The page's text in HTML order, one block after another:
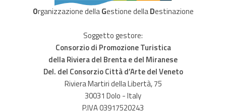
Organizzazione dellaGestione dellaDestinazione
Soggetto gestore:
Consorzio di Promozione Turistica
della Riviera del Brenta e del Miranese
Del. del Consorzio Città d’Arte del Veneto
Riviera Martiri della Libertà, 75
30031 Dolo - Italy
P.IVA 03917520243